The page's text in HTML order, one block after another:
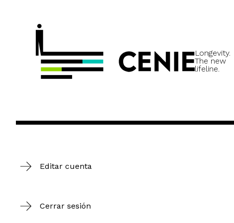
Longevity.
The new
lifeline.
Editar cuenta
Cerrar sesión